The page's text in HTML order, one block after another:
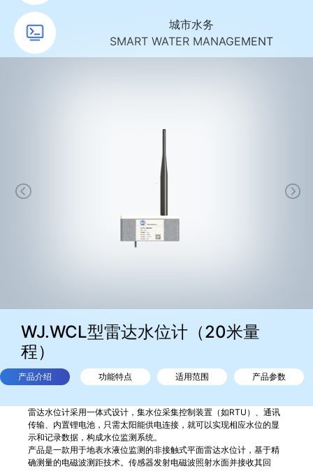
城市水务
SMART WATER MANAGEMENT
WJ.WCL型雷达水位计（20米量
程）
产品介绍 功能特点 适用范围 产品参数
雷达水位计采用一体式设计，集水位采集控制装置（如RTU）、通讯
传输、内置锂电池，只需太阳能供电连接，就可以实现相应水位的显
示和记录数据，构成水位监测系统。
产品是一款用于地表水液位监测的非接触式平面雷达水位计，基于精
确测量的电磁波测距技术。传感器发射电磁波照射水面并接收其回